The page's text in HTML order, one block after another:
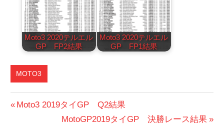
Moto3 2020テルエル
GP FP2結果
Moto3 2020テルエル
GP FP1結果
MOTO3
投
前
Moto3 2019タイGP Q2結果
次
MotoGP2019タイGP 決勝レース結果